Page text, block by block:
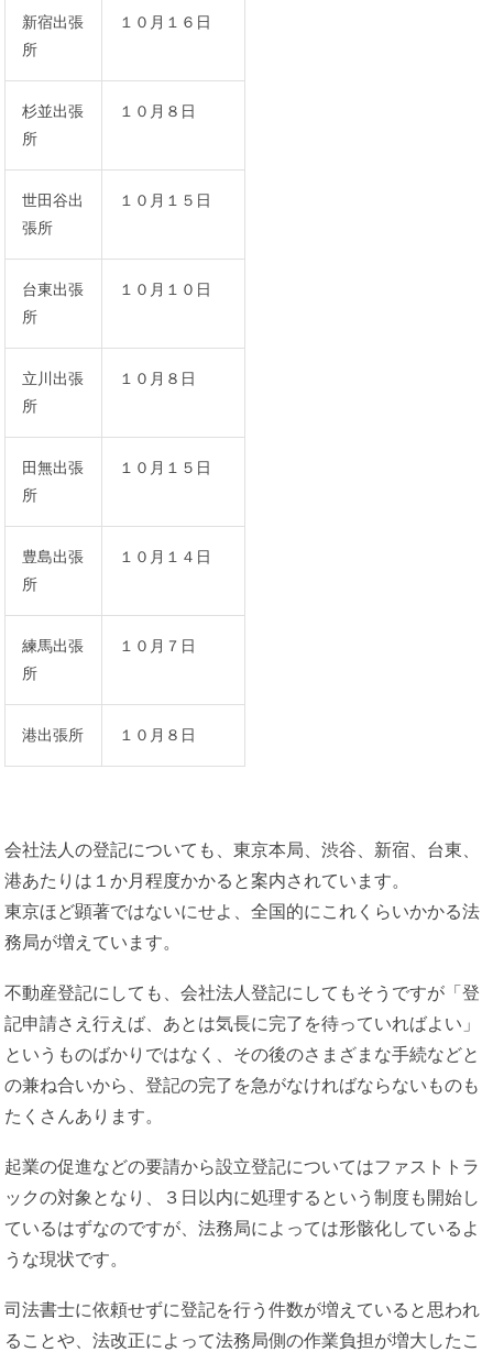
新宿出張
所
１０月１６日
杉並出張
所
１０月８日
世田谷出
張所
１０月１５日
台東出張
所
１０月１０日
立川出張
所
１０月８日
田無出張
所
１０月１５日
豊島出張
所
１０月１４日
練馬出張
所
１０月７日
港出張所 １０月８日
会社法人の登記についても、東京本局、渋谷、新宿、台東、
港あたりは１か月程度かかると案内されています。
東京ほど顕著ではないにせよ、全国的にこれくらいかかる法
務局が増えています。
不動産登記にしても、会社法人登記にしてもそうですが「登
記申請さえ行えば、あとは気長に完了を待っていればよい」
というものばかりではなく、その後のさまざまな手続などと
の兼ね合いから、登記の完了を急がなければならないものも
たくさんあります。
起業の促進などの要請から設立登記についてはファストトラ
ックの対象となり、３日以内に処理するという制度も開始し
ているはずなのですが、法務局によっては形骸化しているよ
うな現状です。
司法書士に依頼せずに登記を行う件数が増えていると思われ
ることや、法改正によって法務局側の作業負担が増大したこ